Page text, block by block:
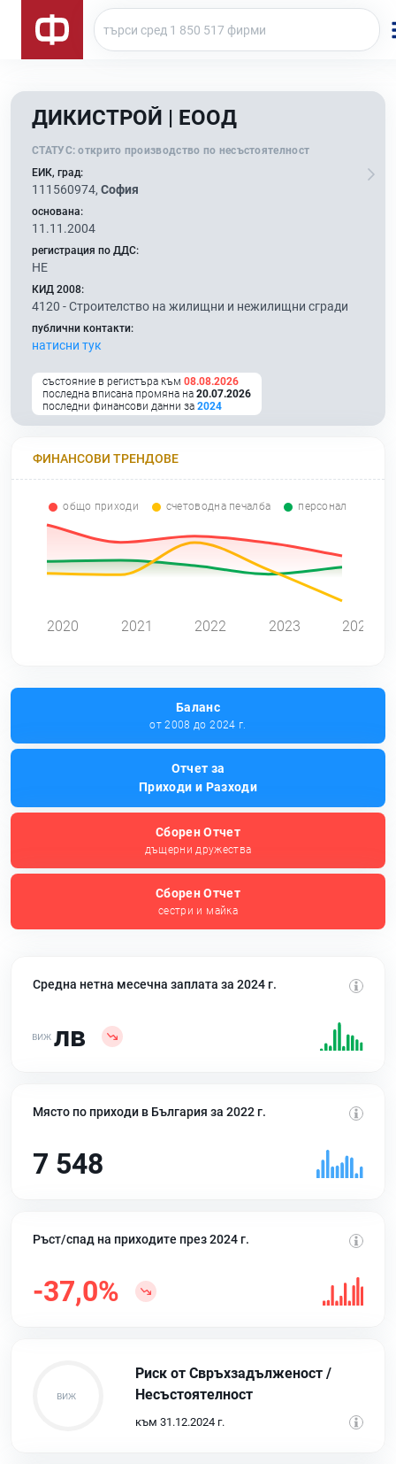
ДИКИСТРОЙ | ЕООД
СТАТУС: открито производство по несъстоятелност
ЕИК, град:
111560974, София
основана:
11.11.2004
регистрация по ДДС:
НЕ
КИД 2008:
4120 -Строителство на жилищни и нежилищни сгради
публични контакти:
натисни тук
състояние в регистъра към 08.08.2026
последна вписана промяна на 20.07.2026
последни финансови данни за 2024
ФИНАНСОВИ ТРЕНДОВЕ
общо приходи счетоводна печалба персонал
2020 2021 2022 2023 2024
Баланс
от 2008 до 2024 г.
Отчет за
Приходи и Разходи
Сборен Отчет
дъщерни дружества
Сборен Отчет
сестри и майка
Средна нетна месечна заплата за 2024 г.
лв
Място по приходи в България за 2022 г.
7 548
Ръст/спад на приходите през 2024 г.
-37,0%
Риск от Свръхзадълженост /
Несъстоятелност
към 31.12.2024 г.